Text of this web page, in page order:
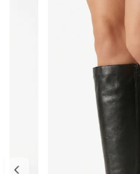
Detalhes do produto:
Material externo: Couro vegano
Altura do cano: Aproximadamente
Altura do salto: Aproximadamente 4
Fechamento: Zíper lateral interno
Solado: Emborrachado e confortável
Diferencial: Detalhes metálicos
Palmilha: Macia e confortável